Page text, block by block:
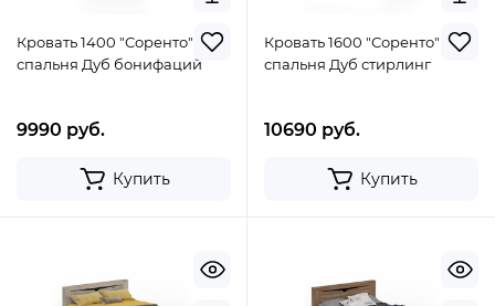
Кровать 1400 "Соренто"
спальня Дуб бонифаций
9990 руб.
Купить
Кровать 1600 "Соренто"
спальня Дуб стирлинг
10690 руб.
Купить